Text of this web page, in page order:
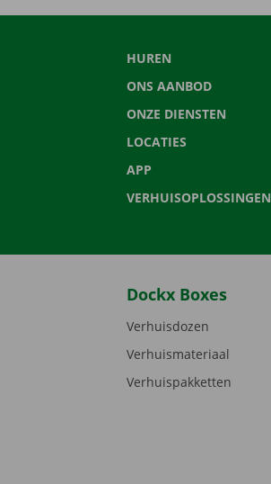
HUREN
ONS AANBOD
ONZE DIENSTEN
LOCATIES
APP
VERHUISOPLOSSINGEN
Dockx Boxes
Verhuisdozen
Verhuismateriaal
Verhuispakketten